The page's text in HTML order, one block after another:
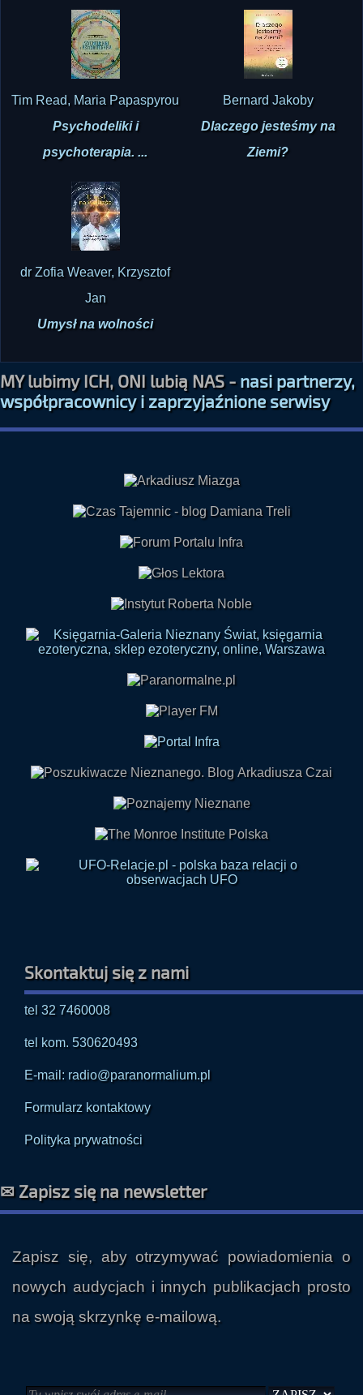
Magia umysłu
psychoterapia. ...
Umysł na wolności
Skontaktuj się z nami
tel 32 7460008
tel kom. 530620493
E-mail: radio@paranormalium.pl
Formularz kontaktowy
Zapisz się, aby otrzymywać powiadomienia o
nowych audycjach i innych publikacjach prosto